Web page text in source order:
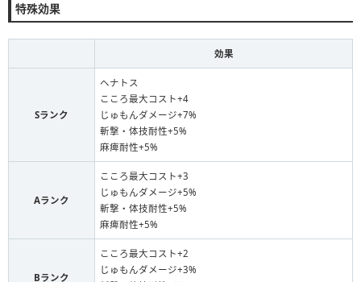
特殊効果
効果
Sランク
ヘナトス
こころ最大コスト+4
じゅもんダメージ+7%
斬撃・体技耐性+5%
麻痺耐性+5%
Aランク
こころ最大コスト+3
じゅもんダメージ+5%
斬撃・体技耐性+5%
麻痺耐性+5%
Bランク
こころ最大コスト+2
じゅもんダメージ+3%